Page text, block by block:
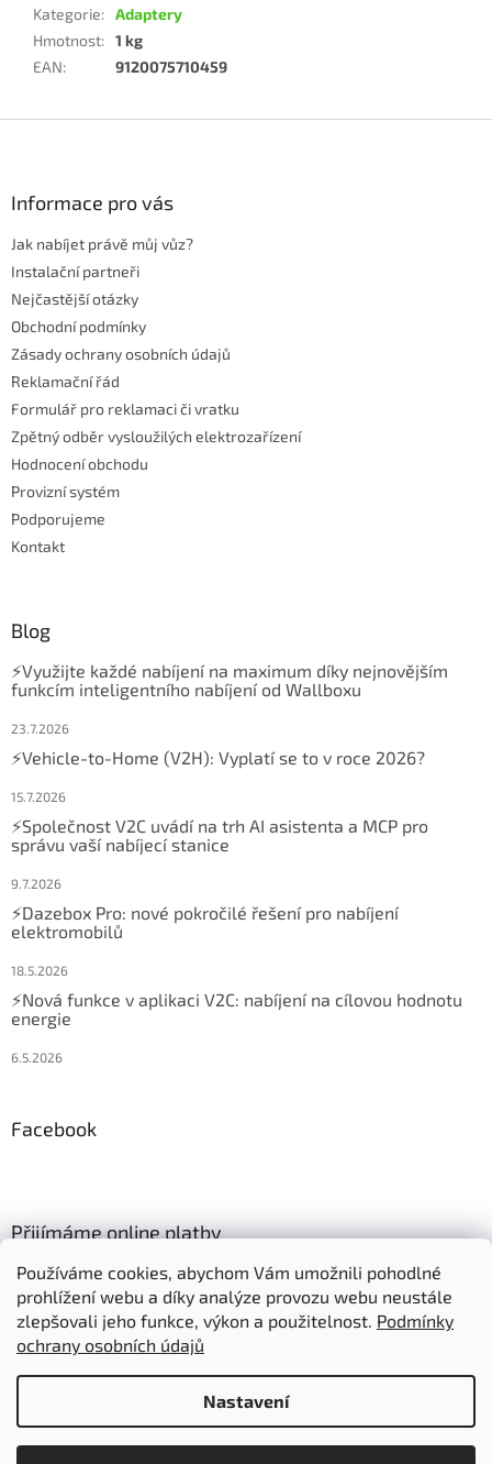
Používáme cookies, abychom Vám umožnili pohodlné
prohlížení webu a díky analýze provozu webu neustále
zlepšovali jeho funkce, výkon a použitelnost. Podmínky
ochrany osobních údajů
Nastavení
Položky označené "Skladem" expedujeme:
Kategorie: Adaptery
Hmotnost: 1 kg
EAN: 9120075710459
Informace pro vás
Jak nabíjet právě můj vůz?
Instalační partneři
Nejčastější otázky
Obchodní podmínky
Zásady ochrany osobních údajů
Reklamační řád
Formulář pro reklamaci či vratku
Zpětný odběr vysloužilých elektrozařízení
Hodnocení obchodu
Provizní systém
Podporujeme
Kontakt
Blog
⚡Využijte každé nabíjení na maximum díky nejnovějším
funkcím inteligentního nabíjení od Wallboxu
23.7.2026
⚡Vehicle-to-Home (V2H): Vyplatí se to v roce 2026?
15.7.2026
⚡Společnost V2C uvádí na trh AI asistenta a MCP pro
správu vaší nabíjecí stanice
9.7.2026
⚡Dazebox Pro: nové pokročilé řešení pro nabíjení
elektromobilů
18.5.2026
⚡Nová funkce v aplikaci V2C: nabíjení na cílovou hodnotu
energie
6.5.2026
Facebook
Přijímáme online platby